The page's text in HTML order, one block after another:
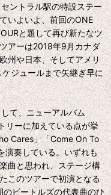
ントラル駅の特設ステー
いよいよ、前回のONE
と題して再び新たなツ
アーは2018年9月カナダ
州や日本、そしてアメリ
ジュールまで矢継ぎ早に
て、ニューアルバム
リーに加えている点が挙
Cares」「Come On To
演奏している。いずれも
曲と思われ、ステージ構
このツアーで初演となる
ビートルズの代表曲のひ